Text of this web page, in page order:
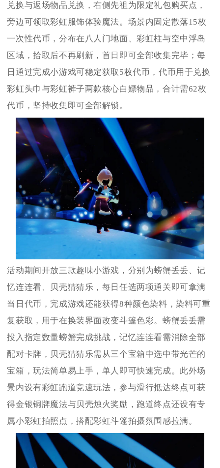
兑换与返场物品兑换，右侧先祖为限定礼包购买点，
旁边可领取彩虹服饰体验魔法。场景内固定散落15枚
一次性代币，分布在八人门地面、彩虹柱与空中浮岛
区域，拾取后不再刷新，首日即可全部收集完毕；每
日通过完成小游戏可稳定获取5枚代币，代币用于兑换
彩虹头巾与彩虹裤子两款核心白嫖物品，合计需62枚
代币，坚持收集即可全部解锁。
活动期间开放三款趣味小游戏，分别为螃蟹丢丢、记
忆连连看、贝壳猜猜乐，每日任选两项通关即可拿满
当日代币，完成游戏还能获得8种颜色染料，染料可重
复获取，用于在换装界面改变斗篷色彩。螃蟹丢丢需
投入指定数量螃蟹完成挑战，记忆连连看需消除全部
配对卡牌，贝壳猜猜乐需从三个宝箱中选中带光芒的
宝箱，玩法简单易上手，单人即可快速完成。此外场
景内设有彩虹跑道竞速玩法，参与滑行抵达终点可获
得金银铜牌魔法与贝壳烛火奖励，跑道终点还设有专
属小彩虹拍照点，搭配彩虹斗篷拍摄氛围感拉满。